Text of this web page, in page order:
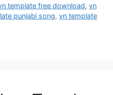
template free download,vn
punjabi song, vn template